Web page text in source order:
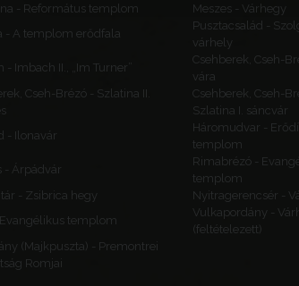
- Református templom
Meszes - Várhegy
- A templom erődfala
Pusztacsalád -
várhely
- Imbach II., „Im Turner”
Csehberek, Cseh-
vára
Cseh-Brézó - Szlatina II.
Csehberek, Cseh-
Szlatina I. sáncvár
- Ilonavár
Háromudvar -
templom
- Árpádvár
Rimabrézó -
templom
- Zsibrica hegy
Nyitragerencsér -
templom
Vulkapordány -
(feltételezett)
(Majkpuszta) - Premontrei
Romjai